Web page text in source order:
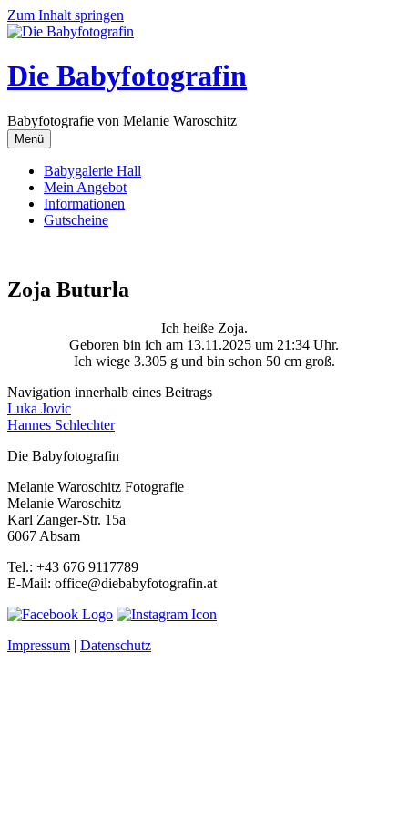
Zum Inhalt springen
Die Babyfotografin
Babyfotografie von Melanie Waroschitz
Menü
Babygalerie Hall
Mein Angebot
Informationen
Gutscheine
Zoja Buturla
Ich heiße Zoja.
Geboren bin ich am 13.11.2025 um 21:34 Uhr.
Ich wiege 3.305 g und bin schon 50 cm groß.
Navigation innerhalb eines Beitrags
Luka Jovic
Hannes Schlechter
Die Babyfotografin
Melanie Waroschitz Fotografie
Melanie Waroschitz
Karl Zanger-Str. 15a
6067 Absam
Tel.: +43 676 9117789
E-Mail: office@diebabyfotografin.at
Impressum | Datenschutz